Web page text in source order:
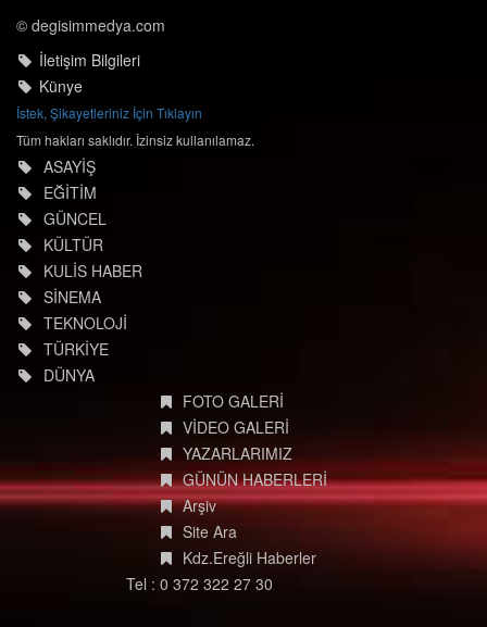
© degisimmedya.com
İletişim Bilgileri
Künye
İstek, Şikayetleriniz İçin Tıklayın
Tüm hakları saklıdır. İzinsiz kullanılamaz.
ASAYİŞ
EĞİTİM
GÜNCEL
KÜLTÜR
KULİS HABER
SİNEMA
TEKNOLOJİ
TÜRKİYE
DÜNYA
FOTO GALERİ
VİDEO GALERİ
YAZARLARIMIZ
GÜNÜN HABERLERİ
Arşiv
Site Ara
Kdz.Ereğli Haberler
Tel : 0 372 322 27 30